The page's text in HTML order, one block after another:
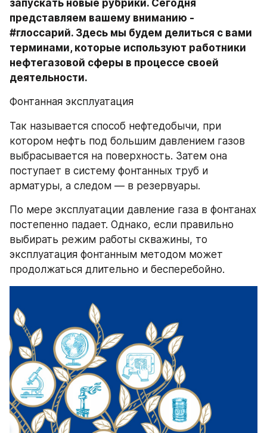
запускать новые рубрики. Сегодня
представляем вашему вниманию -
#глоссарий. Здесь мы будем делиться с вами
терминами, которые используют работники
нефтегазовой сферы в процессе своей
деятельности.
Фонтанная эксплуатация
Так называется способ нефтедобычи, при
котором нефть под большим давлением газов
выбрасывается на поверхность. Затем она
поступает в систему фонтанных труб и
арматуры, а следом — в резервуары.
По мере эксплуатации давление газа в фонтанах
постепенно падает. Однако, если правильно
выбирать режим работы скважины, то
эксплуатация фонтанным методом может
продолжаться длительно и бесперебойно.